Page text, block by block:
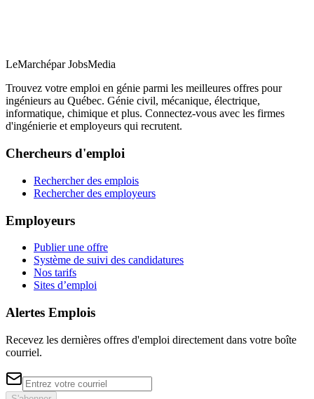
LeMarchépar JobsMedia
Trouvez votre emploi en génie parmi les meilleures offres pour
ingénieurs au Québec. Génie civil, mécanique, électrique,
informatique, chimique et plus. Connectez-vous avec les firmes
d'ingénierie et employeurs qui recrutent.
Chercheurs d'emploi
Rechercher des emplois
Rechercher des employeurs
Employeurs
Publier une offre
Système de suivi des candidatures
Nos tarifs
Sites d’emploi
Alertes Emplois
Recevez les dernières offres d'emploi directement dans votre boîte
courriel.